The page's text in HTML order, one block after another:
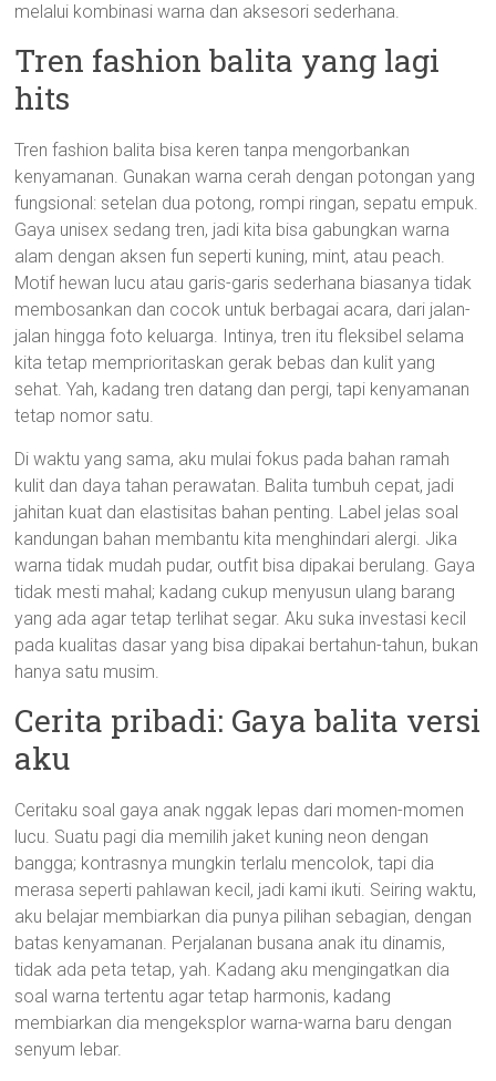
melalui kombinasi warna dan aksesori sederhana.
Tren fashion balita yang lagi
hits
Tren fashion balita bisa keren tanpa mengorbankan
kenyamanan. Gunakan warna cerah dengan potongan yang
fungsional: setelan dua potong, rompi ringan, sepatu empuk.
Gaya unisex sedang tren, jadi kita bisa gabungkan warna
alam dengan aksen fun seperti kuning, mint, atau peach.
Motif hewan lucu atau garis-garis sederhana biasanya tidak
membosankan dan cocok untuk berbagai acara, dari jalan-
jalan hingga foto keluarga. Intinya, tren itu fleksibel selama
kita tetap memprioritaskan gerak bebas dan kulit yang
sehat. Yah, kadang tren datang dan pergi, tapi kenyamanan
tetap nomor satu.
Di waktu yang sama, aku mulai fokus pada bahan ramah
kulit dan daya tahan perawatan. Balita tumbuh cepat, jadi
jahitan kuat dan elastisitas bahan penting. Label jelas soal
kandungan bahan membantu kita menghindari alergi. Jika
warna tidak mudah pudar, outfit bisa dipakai berulang. Gaya
tidak mesti mahal; kadang cukup menyusun ulang barang
yang ada agar tetap terlihat segar. Aku suka investasi kecil
pada kualitas dasar yang bisa dipakai bertahun-tahun, bukan
hanya satu musim.
Cerita pribadi: Gaya balita versi
aku
Ceritaku soal gaya anak nggak lepas dari momen-momen
lucu. Suatu pagi dia memilih jaket kuning neon dengan
bangga; kontrasnya mungkin terlalu mencolok, tapi dia
merasa seperti pahlawan kecil, jadi kami ikuti. Seiring waktu,
aku belajar membiarkan dia punya pilihan sebagian, dengan
batas kenyamanan. Perjalanan busana anak itu dinamis,
tidak ada peta tetap, yah. Kadang aku mengingatkan dia
soal warna tertentu agar tetap harmonis, kadang
membiarkan dia mengeksplor warna-warna baru dengan
senyum lebar.